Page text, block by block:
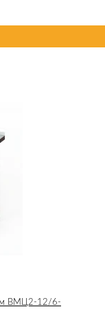
ВМЦ2-12/6-